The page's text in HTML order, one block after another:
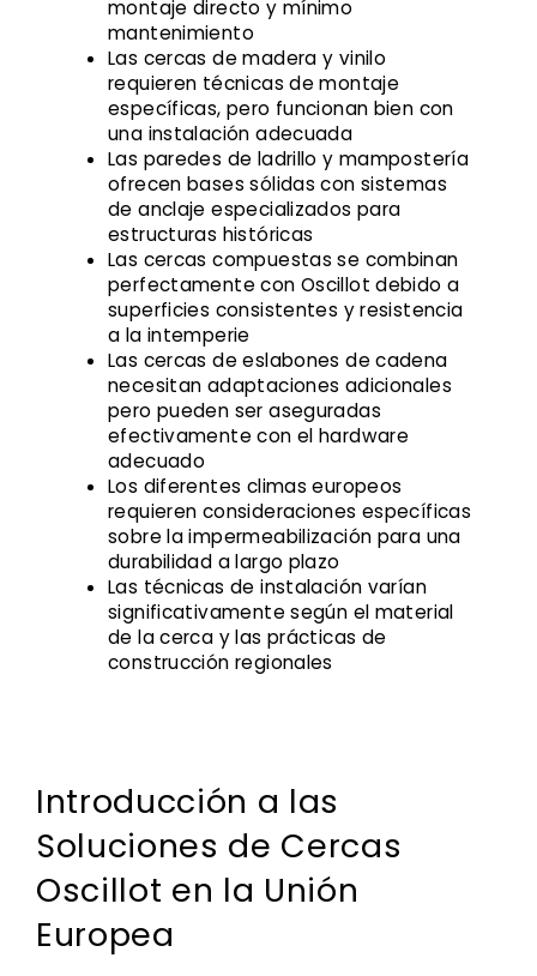
montaje directo y mínimo
mantenimiento
Las cercas de madera y vinilo
requieren técnicas de montaje
específicas, pero funcionan bien con
una instalación adecuada
Las paredes de ladrillo y mampostería
ofrecen bases sólidas con sistemas
de anclaje especializados para
estructuras históricas
Las cercas compuestas se combinan
perfectamente con Oscillot debido a
superficies consistentes y resistencia
a la intemperie
Las cercas de eslabones de cadena
necesitan adaptaciones adicionales
pero pueden ser aseguradas
efectivamente con el hardware
adecuado
Los diferentes climas europeos
requieren consideraciones específicas
sobre la impermeabilización para una
durabilidad a largo plazo
Las técnicas de instalación varían
significativamente según el material
de la cerca y las prácticas de
construcción regionales
Introducción a las
Soluciones de Cercas
Oscillot en la Unión
Europea